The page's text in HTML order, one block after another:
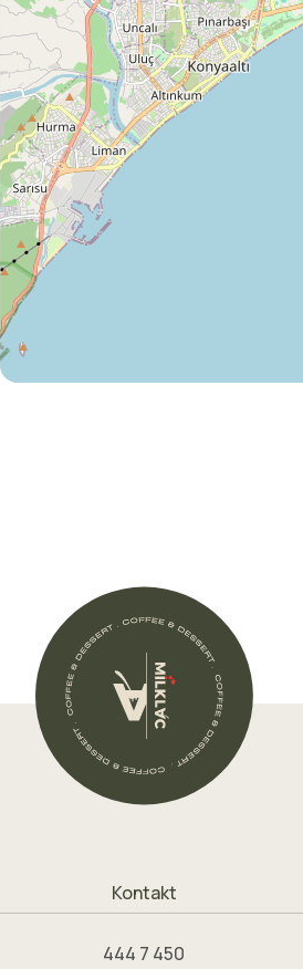
Kontakt
444 7 450